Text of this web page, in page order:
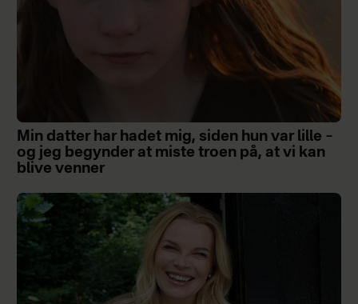
Min datter har hadet mig, siden hun var lille –
og jeg begynder at miste troen på, at vi kan
blive venner